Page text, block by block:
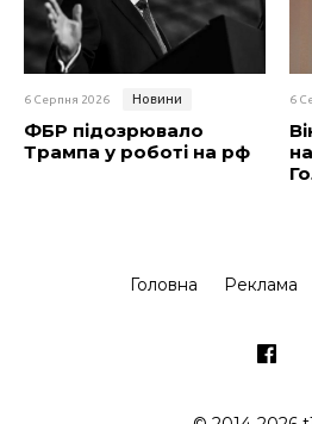
6 Серпня 2026 Новини
ФБР підозрювало
Трампа у роботі на рф
6
Головна Реклама